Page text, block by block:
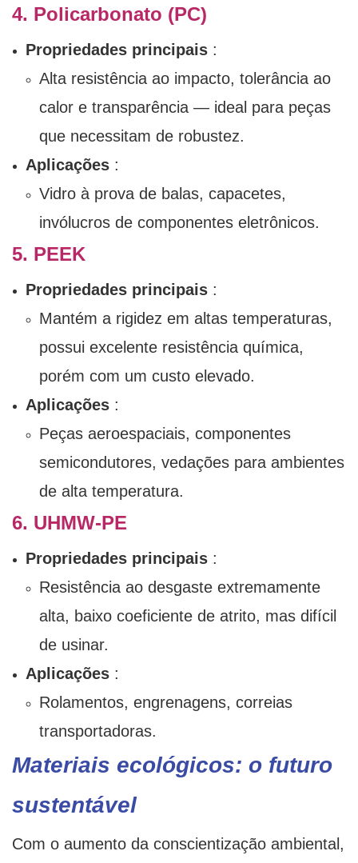
4. Policarbonato (PC)
Propriedades principais:
Alta resistência ao impacto, tolerância ao
calor e transparência — ideal para peças
que necessitam de robustez.
Aplicações:
Vidro à prova de balas, capacetes,
invólucros de componentes eletrônicos.
5. PEEK
Propriedades principais:
Mantém a rigidez em altas temperaturas,
possui excelente resistência química,
porém com um custo elevado.
Aplicações:
Peças aeroespaciais, componentes
semicondutores, vedações para ambientes
de alta temperatura.
6. UHMW-PE
Propriedades principais:
Resistência ao desgaste extremamente
alta, baixo coeficiente de atrito, mas difícil
de usinar.
Aplicações:
Rolamentos, engrenagens, correias
transportadoras.
Materiais ecológicos: o futuro
sustentável
Com o aumento da conscientização ambiental,